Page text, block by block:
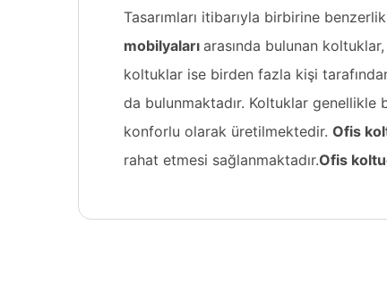
Tasarımları itibarıyla birbirine
mobilyaları arasında bulunan
koltuklar ise birden fazla kişi
da bulunmaktadır. Koltuklar genellikle
konforlu olarak üretilmektedir. Ofis
rahat etmesi sağlanmaktadır.Ofis